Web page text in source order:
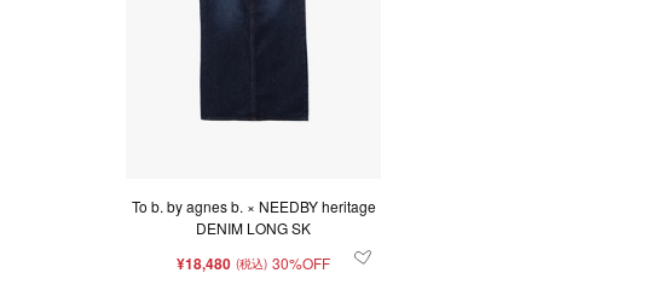
To b. by agnes b. × NEEDBY heritage
DENIM LONG SK
¥18,480 (税込) 30%OFF